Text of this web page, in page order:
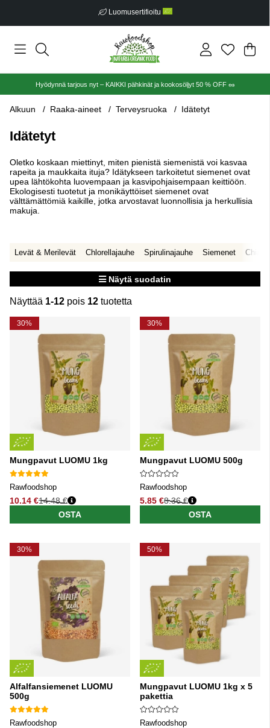
Luomusertifioitu
.
Hyödynnä tarjous nyt – KAIKKI pähkinät ja kookosöljyt 50 % OFF 🥜
Alkuun Raaka-aineet Terveysruoka Idätetyt
Idätetyt
Oletko koskaan miettinyt, miten pienistä siemenistä voi kasvaa
rapeita ja maukkaita ituja? Idätykseen tarkoitetut siemenet ovat
upea lähtökohta luovempaan ja kasvipohjaisempaan keittiöön.
Ekologisesti tuotetut ja monikäyttöiset siemenet ovat
välttämättömiä kaikille, jotka arvostavat luonnollisia ja herkullisia
makuja.
Levät & Merilevät Chlorellajauhe Spirulinajauhe Siemenet
Näytä suodatin
Näyttää 1-12 pois 12 tuotetta
Tuotteet
30%
Mungpavut LUOMU 1kg
Rawfoodshop
10.14 €
Normaali hinta
14.48 €
OSTA
30%
Mungpavut LUOMU 500g
Rawfoodshop
5.85 €
Normaali hinta
8.36 €
OSTA
30%
Alfalfansiemenet LUOMU
500g
Rawfoodshop
50%
Mungpavut LUOMU 1kg x 5
pakettia
Rawfoodshop